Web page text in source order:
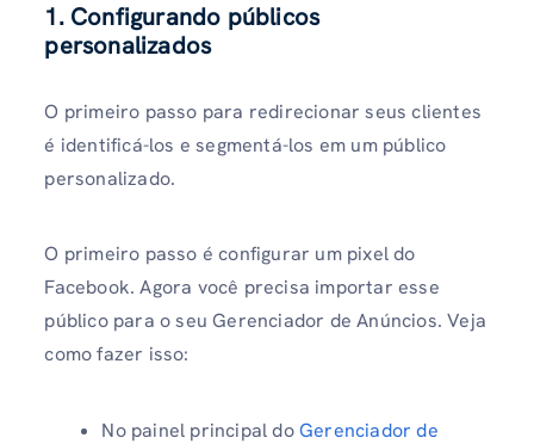
1. Configurando públicos
personalizados
O primeiro passo para redirecionar seus clientes
é identificá-los e segmentá-los em um público
personalizado.
O primeiro passo é configurar um pixel do
Facebook. Agora você precisa importar esse
público para o seu Gerenciador de Anúncios. Veja
como fazer isso:
No painel principal doGerenciador de